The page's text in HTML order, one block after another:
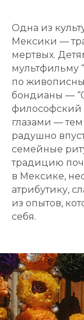
Одна из
Мексики —
мертвых.
мультфильму
по
бондианы —
философский
глазами —
радушно
семейные
традицию
в Мексике,
атрибутику,
из опытов,
себя.